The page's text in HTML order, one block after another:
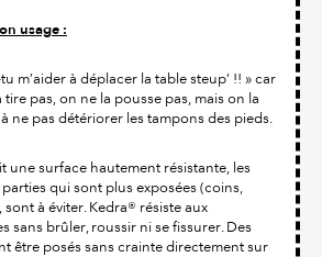
usage :
m’aider à déplacer la table steup’ !! » car
pas, on ne la pousse pas, mais on la
ne pas détériorer les tampons des pieds.
une surface hautement résistante, les
qui sont plus exposées (coins,
sont à éviter. Kedra® résiste aux
sans brûler, roussir ni se fissurer. Des
être posés sans crainte directement sur